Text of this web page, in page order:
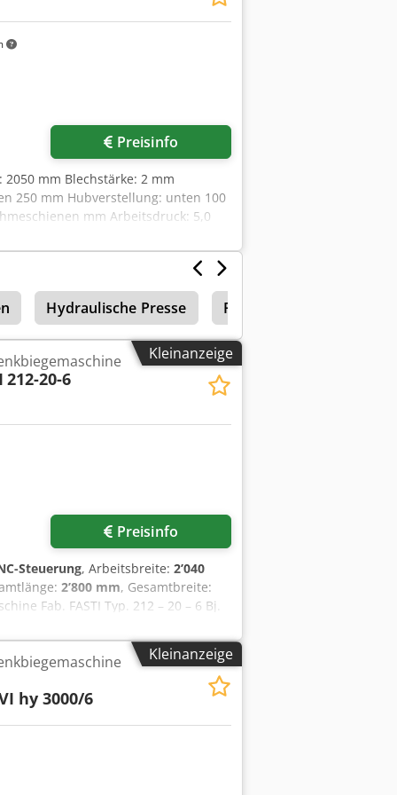
Preisinfo
mm Blechstärke: 2 mm
250 mm Hubverstellung: unten 100
mm Arbeitsdruck: 5,0
Maschine ca. LxBxH: 3,5 x
SCHWENKBIEGEMASCHINE
scharfe Biegung = bis 135°
Hub der Unterwange = 100mm
*
Hydraulische Presse Presse Hydraulisch
Kleinanzeige
212-20-6
Preisinfo
Steuerung, Arbeitsbreite: 2’040
2’800 mm, Gesamtbreite:
Fab. FASTI Typ. 212 – 20 – 6 Bj.
Eieqskr Typ: 212-20-6 Baujahr: Dez.
Anschlussleistung: 12,42 kW
DC Nennstrom: 16,5 A Netzfrequenz
- Biegewinkeleinstellung
mittels Taster und Digitalanzeige -
- Biegeschiene Alle Angaben
Bedienung aus. Eine
Kleinanzeige
hy 3000/6